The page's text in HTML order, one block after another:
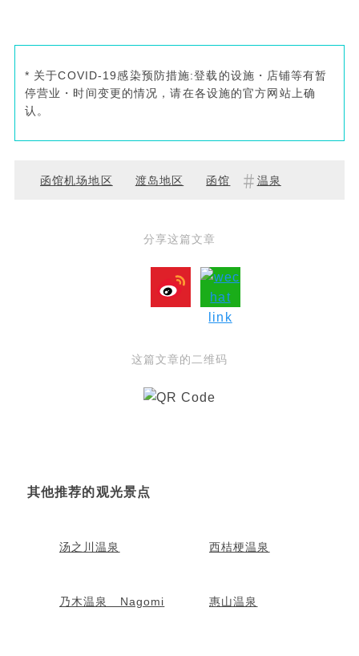
* 关于COVID-19感染预防措施:登载的设施・店铺等有暂
停营业・时间变更的情况，请在各设施的官方网站上确
认。
函馆机场地区 渡岛地区 函馆 温泉
分享这篇文章
这篇文章的二维码
其他推荐的观光景点
汤之川温泉 西桔梗温泉
乃木温泉 Nagomi 惠山温泉